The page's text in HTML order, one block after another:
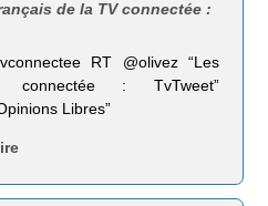
de la TV connectée :
RT @olivez “Les
: TvTweet”
Libres”